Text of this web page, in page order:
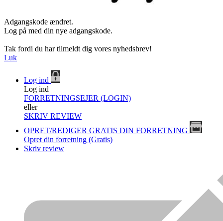
Adgangskode ændret.
Log på med din nye adgangskode.
Tak fordi du har tilmeldt dig vores nyhedsbrev!
Luk
Log ind
Log ind
FORRETNINGSEJER (LOGIN)
eller
SKRIV REVIEW
OPRET/REDIGER GRATIS DIN FORRETNING
Opret din forretning (Gratis)
Skriv review